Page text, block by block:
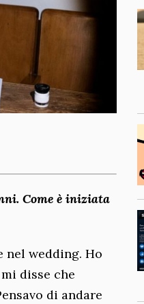
Come è iniziata
nel wedding. Ho
disse che
di andare